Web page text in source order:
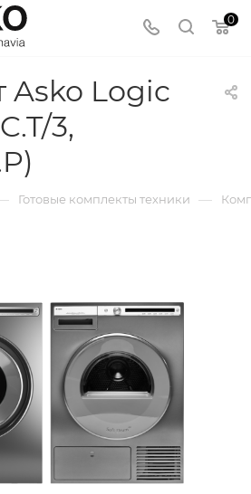
0
Asko Logic
3,
Готовые комплекты техники —